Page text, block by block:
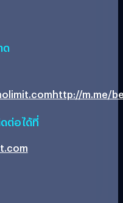
ด
http://m.me/
ต่อได้ที่